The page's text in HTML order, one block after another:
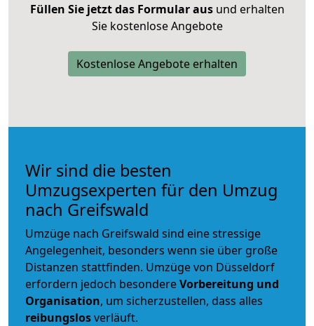
Füllen Sie jetzt das Formular ausund erhalten
Sie kostenlose Angebote
Kostenlose Angebote erhalten
Wir sind die besten
Umzugsexperten für den Umzug
nach Greifswald
Umzüge nach Greifswald sind eine stressige
Angelegenheit, besonders wenn sie über große
Distanzen stattfinden. Umzüge von Düsseldorf
erfordern jedoch besondereVorbereitung und
Organisation, um sicherzustellen, dass alles
reibungslosverläuft.